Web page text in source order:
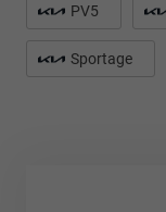
PV5
Sportage